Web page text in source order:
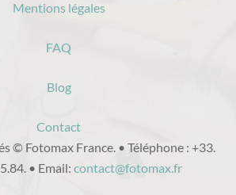
Mentions légales
FAQ
Blog
Contact
© Fotomax France. • Téléphone : +33.
• Email: contact@fotomax.fr